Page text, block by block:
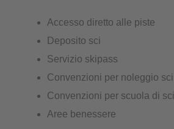
Accesso diretto alle piste
Deposito sci
Servizio skipass
Convenzioni per noleggio sci
Convenzioni per scuola di sci
Aree benessere